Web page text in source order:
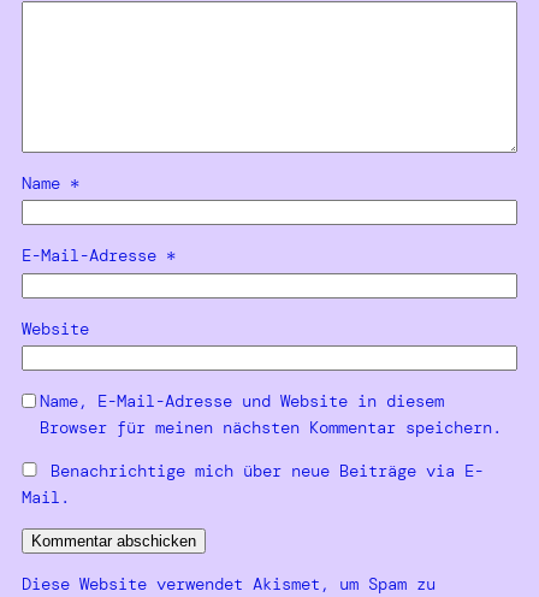
Name *
E-Mail-Adresse *
Website
Name, E-Mail-Adresse und Website in diesem
Browser für meinen nächsten Kommentar speichern.
Benachrichtige mich über neue Beiträge via E-
Mail.
Diese Website verwendet Akismet, um Spam zu